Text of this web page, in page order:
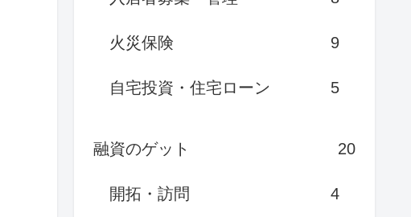
火災保険 9
自宅投資・住宅ローン 5
融資のゲット 20
開拓・訪問 4